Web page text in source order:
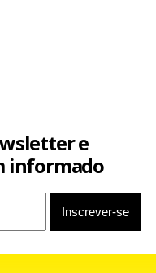
de
principal. Para
o centro da meta de
monetária
da inflação para ao
e
informado